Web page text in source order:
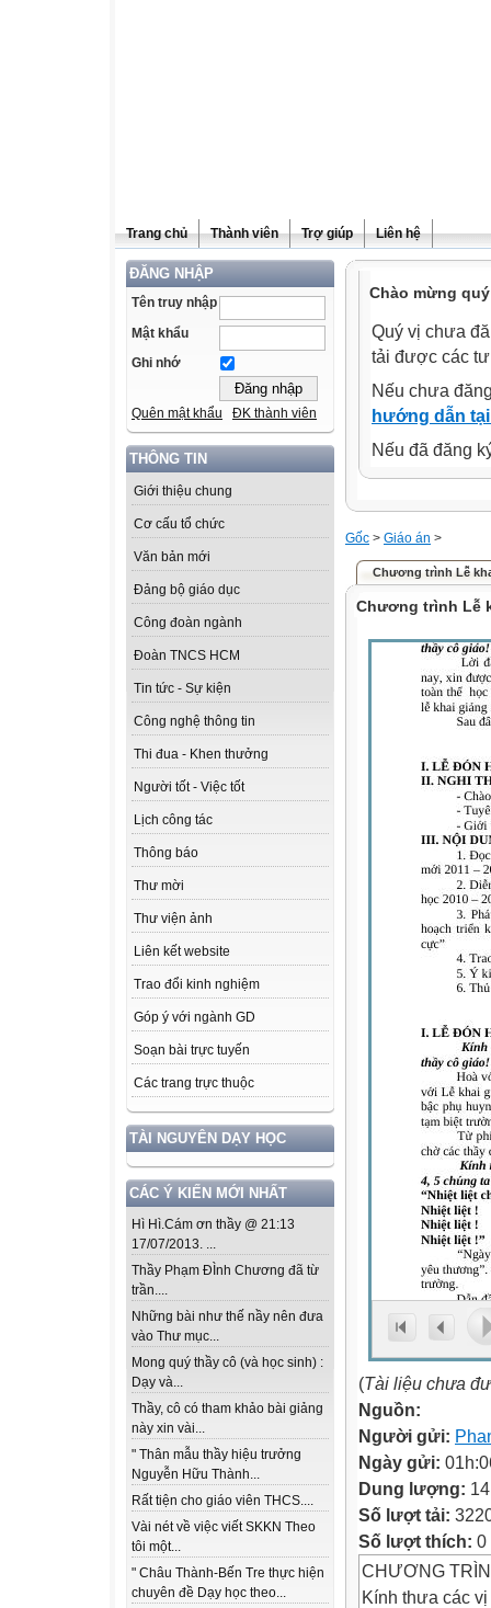
Trang chủ Thành viên Trợ giúp Liên hệ
ĐĂNG NHẬP
Tên truy nhập
Mật khẩu
Ghi nhớ
Quên mật khẩu ĐK thành viên
THÔNG TIN
Giới thiệu chung
Cơ cấu tổ chức
Văn bản mới
Đảng bộ giáo dục
Công đoàn ngành
Đoàn TNCS HCM
Tin tức - Sự kiện
Công nghệ thông tin
Thi đua - Khen thưởng
Người tốt - Việc tốt
Lịch công tác
Thông báo
Thư mời
Thư viện ảnh
Liên kết website
Trao đổi kinh nghiệm
Góp ý với ngành GD
Soạn bài trực tuyến
Các trang trực thuộc
TÀI NGUYÊN DẠY HỌC
CÁC Ý KIẾN MỚI NHẤT
Hì Hì.Cám ơn thầy @ 21:13
17/07/2013. ...
Thầy Phạm ĐÌnh Chương đã từ
trần....
Những bài như thế nầy nên đưa
vào Thư mục...
Mong quý thầy cô (và học sinh) :
Dạy và...
Thầy, cô có tham khảo bài giảng
này xin vài...
" Thân mẫu thầy hiệu trưởng
Nguyễn Hữu Thành...
Rất tiện cho giáo viên THCS....
Vài nét về việc viết SKKN Theo
tôi một...
" Châu Thành-Bến Tre thực hiện
chuyên đề Dạy học theo...
Chào mừng
Quý vị chưa
tải được các
Nếu chưa
hướng dẫn
Nếu đã đăng
Gốc > Giáo án >
Chương trình Lễ
Chương trình Lễ
(Tài liệu chưa
Nguồn:
Người gửi:
Ngày gửi:
Dung lượng:
Số lượt tải:
Số lượt thích: 0
CHƯƠNG
Kính thưa các